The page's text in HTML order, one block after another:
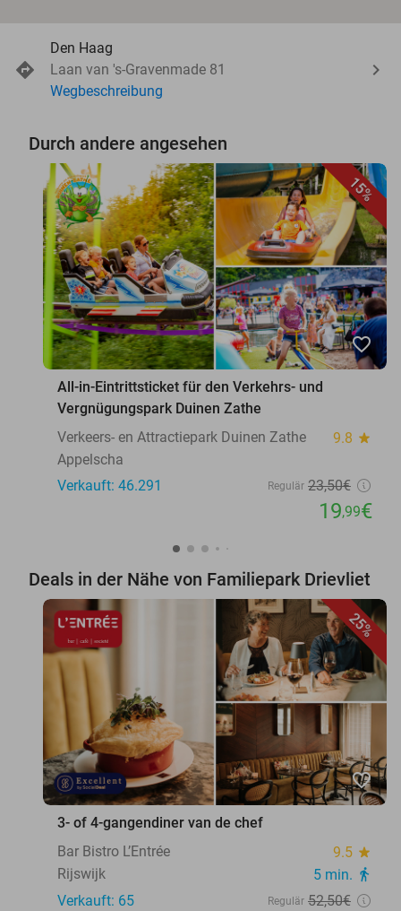
Den Haag
Laan van 's-Gravenmade 81
Wegbeschreibung
Durch andere angesehen
15%
favorite_border
All-in-Eintrittsticket für den Verkehrs- und
Vergnügungspark Duinen Zathe
Verkeers- en Attractiepark Duinen Zathe
9.8 star
Appelscha
Verkauft: 46.291
Regulär 23,50€
19,99€
Deals in der Nähe von Familiepark Drievliet
25%
favorite_border
3- of 4-gangendiner van de chef
Bar Bistro L’Entrée
9.5 star
Rijswijk 5 min. directions_walk
Verkauft: 65 Regulär 52,50€